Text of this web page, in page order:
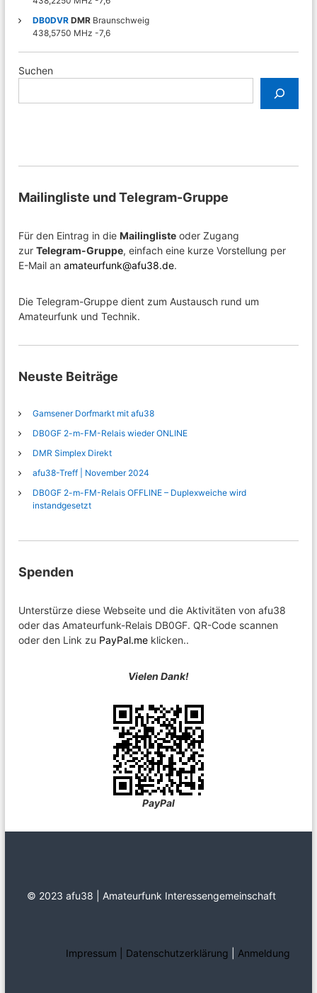
o
n
DB0DVR DMR Braunschweig
438,5750 MHz -7,6
Suchen
Mailingliste und Telegram-Gruppe
Für den Eintrag in dieMailingliste oder Zugang
zurTelegram-Gruppe, einfach eine kurze Vorstellung per
E-Mail anamateurfunk@afu38.de.
Die Telegram-Gruppe dient zum Austausch rund um
Amateurfunk und Technik.
Neuste Beiträge
Gamsener Dorfmarkt mit afu38
DB0GF 2-m-FM-Relais wieder ONLINE
DMR Simplex Direkt
afu38-Treff | November 2024
DB0GF 2-m-FM-Relais OFFLINE – Duplexweiche wird
instandgesetzt
Spenden
Unterstürze diese Webseite und die Aktivitäten von afu38
oder das Amateurfunk-Relais DB0GF. QR-Code scannen
oder den Link zu PayPal.me klicken..
Vielen Dank!
PayPal
© 2023 afu38 | Amateurfunk Interessengemeinschaft
Impressum | Datenschutzerklärung Anmeldung